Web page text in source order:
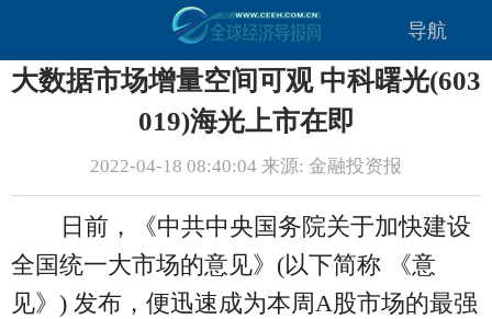
导航
大数据市场增量空间可观 中科曙光(603
019)海光上市在即
2022-04-18 08:40:04 来源: 金融投资报
日前，《中共中央国务院关于加快建设
全国统一大市场的意见》(以下简称 《意
见》) 发布，便迅速成为本周A股市场的最强